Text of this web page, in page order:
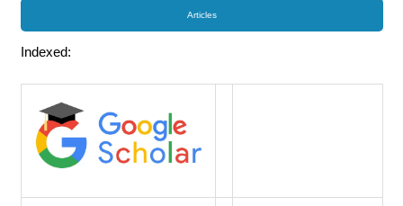
Articles
Indexed: